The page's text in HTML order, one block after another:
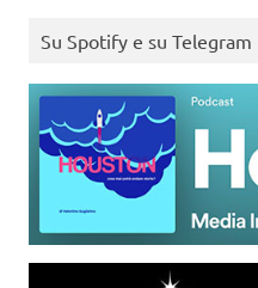
Su Spotify e su Telegram